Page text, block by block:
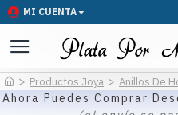
MI CUENTA
Productos Joya Anillos De
Ahora Puedes Comprar